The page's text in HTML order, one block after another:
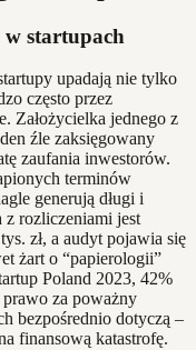
w startupach
upadają nie tylko
często przez
Założycielka jednego z
źle zaksięgowany
zaufania inwestorów.
terminów
generują długi i
z rozliczeniami jest
zł, a audyt pojawia się
żart o “papierologii”
Poland 2023, 42%
za poważny
bezpośrednio dotyczą –
finansową katastrofę.